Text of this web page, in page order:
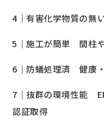
4｜有害化学物質の
5｜施工が簡単 間柱
6｜防蟻処理済 健康
7｜抜群の環境性能
認証取得